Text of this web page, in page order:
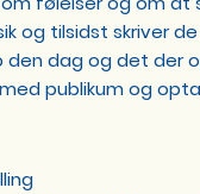
og tilsidst skriver
dag og det der
publikum og